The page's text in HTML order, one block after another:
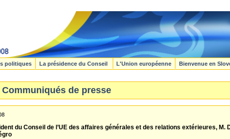
politiques La présidence du Conseil L'Union européenne Bienvenue en
Communiqués de presse
du Conseil de l’UE des affaires générales et des relations extérieures,